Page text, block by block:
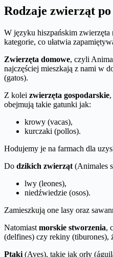
Rodzaje zwierząt
W języku hiszpańskim zwierzęta
kategorie, co ułatwia
Zwierzęta domowe, czyli
najczęściej mieszkają z nami w
(gatos).
Z kolei zwierzęta gospodarskie
obejmują takie gatunki jak:
krowy (vacas),
kurczaki (pollos).
Hodujemy je na farmach dla
Do dzikich zwierząt (Animales
lwy (leones),
niedźwiedzie (osos).
Zamieszkują one lasy oraz
Natomiast morskie stworzenia,
(delfines) czy rekiny (tiburones),
Ptaki (Aves), takie jak orły